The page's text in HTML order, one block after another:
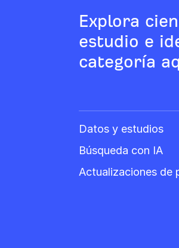
Explora
estudio e
categoría
Datos y estudios
Búsqueda con IA
Actualizaciones de